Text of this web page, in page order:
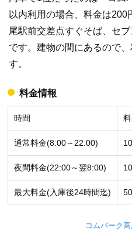
以内利用の場合、料金は200
尾駅前交差点すぐそば、セ
です。建物の間にあるので
す。
料金情報
時間
通常料金(8:00～22:00)
夜間料金(22:00～翌8:00)
最大料金(入庫後24時間迄)
コムパーク